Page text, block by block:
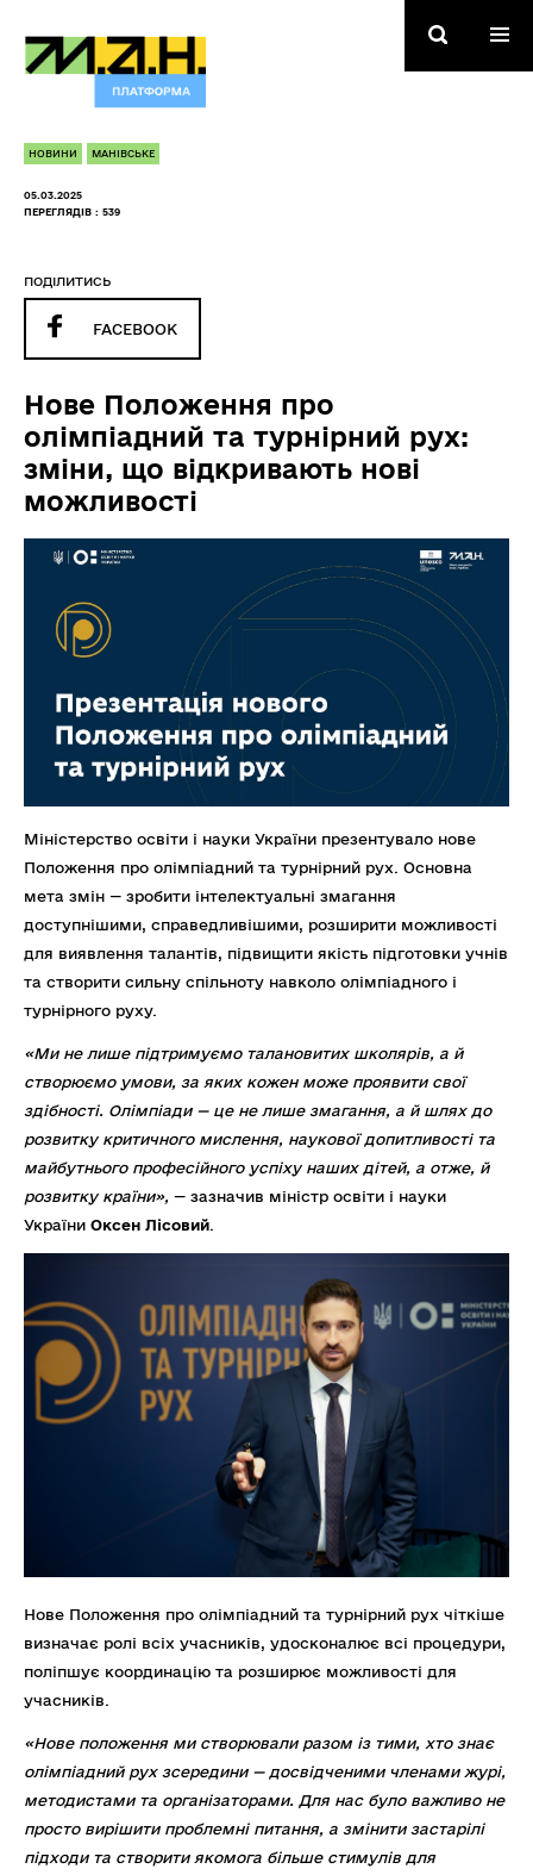
НОВИНИ МАНІВСЬКЕ
05.03.2025
ПЕРЕГЛЯДІВ : 539
ПОДІЛИТИСЬ
FACEBOOK
Нове Положення про
олімпіадний та турнірний рух:
зміни, що відкривають нові
можливості
Міністерство освіти і науки України презентувало нове
Положення про олімпіадний та турнірний рух. Основна
мета змін — зробити інтелектуальні змагання
доступнішими, справедливішими, розширити можливості
для виявлення талантів, підвищити якість підготовки учнів
та створити сильну спільноту навколо олімпіадного і
турнірного руху.
«Ми не лише підтримуємо талановитих школярів, а й
створюємо умови, за яких кожен може проявити свої
здібності. Олімпіади — це не лише змагання, а й шлях до
розвитку критичного мислення, наукової допитливості та
майбутнього професійного успіху наших дітей, а отже, й
розвитку країни», — зазначив міністр освіти і науки
України Оксен Лісовий
Нове Положення про олімпіадний та турнірний рух чіткіше
визначає ролі всіх учасників, удосконалює всі процедури,
поліпшує координацію та розширює можливості для
учасників.
«Нове положення ми створювали разом із тими, хто знає
олімпіадний рух зсередини — досвідченими членами журі,
методистами та організаторами. Для нас було важливо не
просто вирішити проблемні питання, а змінити застарілі
підходи та створити якомога більше стимулів для